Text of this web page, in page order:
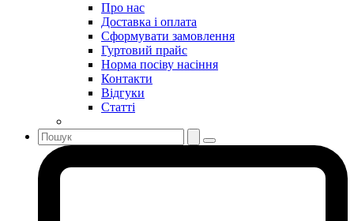
Про нас
Доставка і оплата
Сформувати замовлення
Гуртовий прайс
Норма посіву насіння
Контакти
Відгуки
Статті